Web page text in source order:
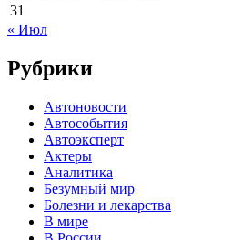
31
« Июл
Рубрики
Автоновости
Автособытия
Автоэксперт
Актеры
Аналитика
Безумный мир
Болезни и лекарства
В мире